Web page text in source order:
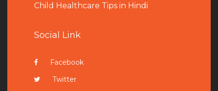
Child Healthcare Tips in Hindi
Social Link
Facebook
Twitter